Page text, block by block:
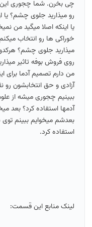
چی بخرن. شما چجوری این
رو میذارید جلوی چشم؟
یا اینکه اصلا میگید من
خوراکی ها رو انتخاب
میذارید جلوی چشم؟
روی فروش بوفه تاثیر
من دارم تصمیم آدما برای
آزادی و حق انتخابشون
ببینیم چجوری میشه از
آدمها استفاده کرد؟ بعد
بعدشم میخوایم ببینم
استفاده کرد.
لینک منابع این قسمت: